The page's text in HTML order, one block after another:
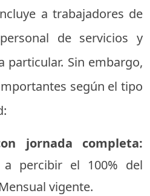
a trabajadores de
de servicios y
particular. Sin embargo,
según el tipo
jornada completa:
a percibir el 100% del
vigente.